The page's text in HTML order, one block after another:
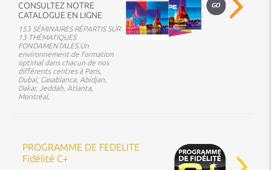
CONSULTEZ NOTRE
CATALOGUE EN LIGNE
153 SÉMINAIRES RÉPARTIS SUR
13 THÉMATIQUES
FONDAMENTALES.Un
environnement de formation
optimal dans chacun de nos
différents centres à Paris,
Dubaï, Casablanca, Abidjan,
Dakar, Jeddah, Atlanta,
Montréal.
PROGRAMME DE FEDELITE
Fidélité C+